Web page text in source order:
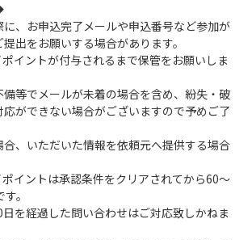
に、お申込完了メールや申込番号など参加が
出をお願いする場合があります。
イントが付与されるまで保管をお願いしま
等でメールが未着の場合を含め、紛失・破
ができない場合がございますので予めご了
合、いただいた情報を依頼元へ提供する場合
ポイントは承認条件をクリアされてから60～
。
日を経過した問い合わせはご対応致しかねま